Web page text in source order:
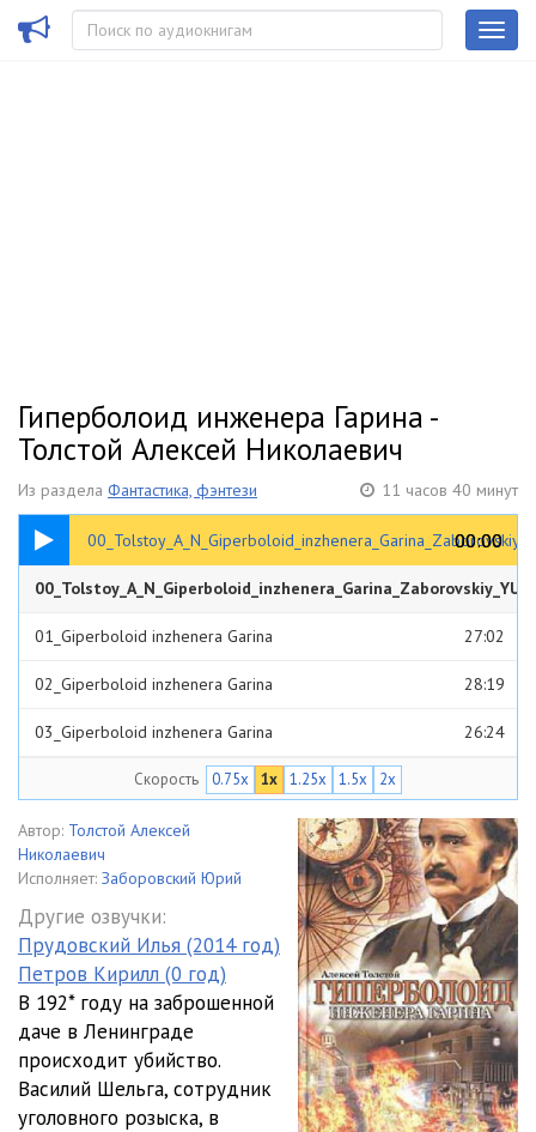
Гиперболоид инженера Гарина -
Толстой Алексей Николаевич
Из раздела Фантастика, фэнтези 11 часов 40 минут
00:00
00:00
00:31
00_Tolstoy_A_N_Giperboloid_inzhenera_Garina_Zaborovskiy_YU
00:31
01_Giperboloid inzhenera Garina 27:02
02_Giperboloid inzhenera Garina 28:19
03_Giperboloid inzhenera Garina 26:24
04_Giperboloid inzhenera Garina
05_Giperboloid inzhenera Garina 27:45
06_Giperboloid inzhenera Garina 25:13
07_Giperboloid inzhenera Garina 26:26
08_Giperboloid inzhenera Garina 24:21
09_Giperboloid inzhenera Garina 23:59
10_Giperboloid inzhenera Garina 28:04
11_Giperboloid inzhenera Garina 26:55
Скорость 0.75x 1x 1.25x 1.5x 2x
Автор: Толстой Алексей
Николаевич
Исполняет: Заборовский Юрий
Другие озвучки:
Прудовский Илья (2014 год)
Петров Кирилл (0 год)
В 192* году на заброшенной
даче в Ленинграде
происходит убийство.
Василий Шельга, сотрудник
уголовного розыска, в